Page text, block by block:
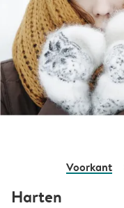
Voorkant
Harten